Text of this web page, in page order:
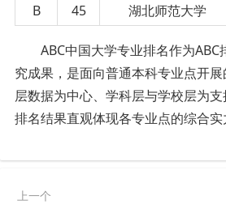
B
45 湖北师范大学
ABC中国大学专业排名作为
究成果，是面向普通本科专业点开展
层数据为中心、学科层与学校层为
排名结果直观体现各专业点的综合实
上一个